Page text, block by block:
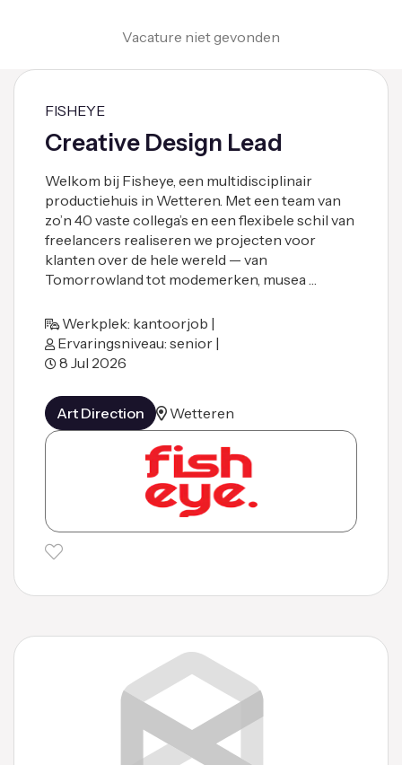
Vacature niet gevonden
FISHEYE
Creative Design Lead
Welkom bij Fisheye, een multidisciplinair
productiehuis in Wetteren. Met een team van
zo’n 40 vaste collega’s en een flexibele schil van
freelancers realiseren we projecten voor
klanten over de hele wereld — van
Tomorrowland tot modemerken, musea …
Werkplek: kantoorjob |
Ervaringsniveau: senior |
8 Jul 2026
Art Direction Wetteren